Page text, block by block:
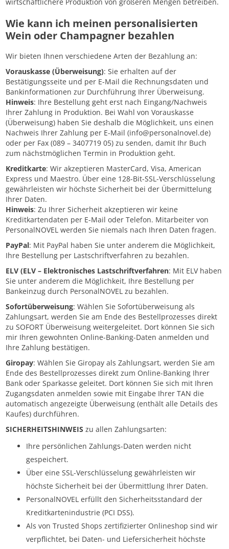
Wie kann ich meinen personalisierten
Wein oder Champagner bezahlen
Wir bieten Ihnen verschiedene Arten der Bezahlung an:
Vorauskasse (Überweisung): Sie erhalten auf der
Bestätigungsseite und per E-Mail die Rechnungsdaten und
Bankinformationen zur Durchführung Ihrer Überweisung.
Hinweis: Ihre Bestellung geht erst nach Eingang/Nachweis
Ihrer Zahlung in Produktion. Bei Wahl von Vorauskasse
(Überweisung) haben Sie deshalb die Möglichkeit, uns einen
Nachweis Ihrer Zahlung per E-Mail (info@personalnovel.de)
oder per Fax (089 – 3407719 05) zu senden, damit Ihr Buch
zum nächstmöglichen Termin in Produktion geht.
Kreditkarte: Wir akzeptieren MasterCard, Visa, American
Express und Maestro. Über eine 128-Bit-SSL-Verschlüsselung
gewährleisten wir höchste Sicherheit bei der Übermittelung
Ihrer Daten.
Hinweis: Zu Ihrer Sicherheit akzeptieren wir keine
Kreditkartendaten per E-Mail oder Telefon. Mitarbeiter von
PersonalNOVEL werden Sie niemals nach Ihren Daten fragen.
PayPal: Mit PayPal haben Sie unter anderem die Möglichkeit,
Ihre Bestellung per Lastschriftverfahren zu bezahlen.
ELV (ELV – Elektronisches Lastschriftverfahren: Mit ELV haben
Sie unter anderem die Möglichkeit, Ihre Bestellung per
Bankeinzug durch PersonalNOVEL zu bezahlen.
Sofortüberweisung: Wählen Sie Sofortüberweisung als
Zahlungsart, werden Sie am Ende des Bestellprozesses direkt
zu SOFORT Überweisung weitergeleitet. Dort können Sie sich
mir Ihren gewohnten Online-Banking-Daten anmelden und
Ihre Zahlung bestätigen.
Giropay: Wählen Sie Giropay als Zahlungsart, werden Sie am
Ende des Bestellprozesses direkt zum Online-Banking Ihrer
Bank oder Sparkasse geleitet. Dort können Sie sich mit Ihren
Zugangsdaten anmelden sowie mit Eingabe Ihrer TAN die
automatisch angezeigte Überweisung (enthält alle Details des
Kaufes) durchführen.
SICHERHEITSHINWEIS zu allen Zahlungsarten:
Ihre persönlichen Zahlungs-Daten werden nicht
gespeichert.
Über eine SSL-Verschlüsselung gewährleisten wir
höchste Sicherheit bei der Übermittlung Ihrer Daten.
PersonalNOVEL erfüllt den Sicherheitsstandard der
Kreditkartenindustrie (PCI DSS).
Als von Trusted Shops zertifizierter Onlineshop sind wir
verpflichtet, bei Daten- und Liefersicherheit höchste